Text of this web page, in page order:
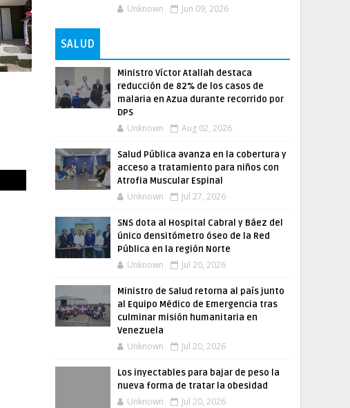
Unknown Jun 09, 2026
SALUD
Ministro Víctor Atallah destaca
reducción de 82% de los casos de
malaria en Azua durante recorrido por
DPS
Unknown Aug 02, 2026
Salud Pública avanza en la cobertura y
acceso a tratamiento para niños con
Atrofia Muscular Espinal
Unknown Jul 27, 2026
SNS dota al Hospital Cabral y Báez del
único densitómetro óseo de la Red
Pública en la región Norte
Unknown Jul 20, 2026
Ministro de Salud retorna al país junto
al Equipo Médico de Emergencia tras
culminar misión humanitaria en
Venezuela
Unknown Jul 20, 2026
Los inyectables para bajar de peso la
nueva forma de tratar la obesidad
Unknown Jul 20, 2026